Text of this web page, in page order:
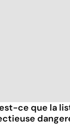
ce que la